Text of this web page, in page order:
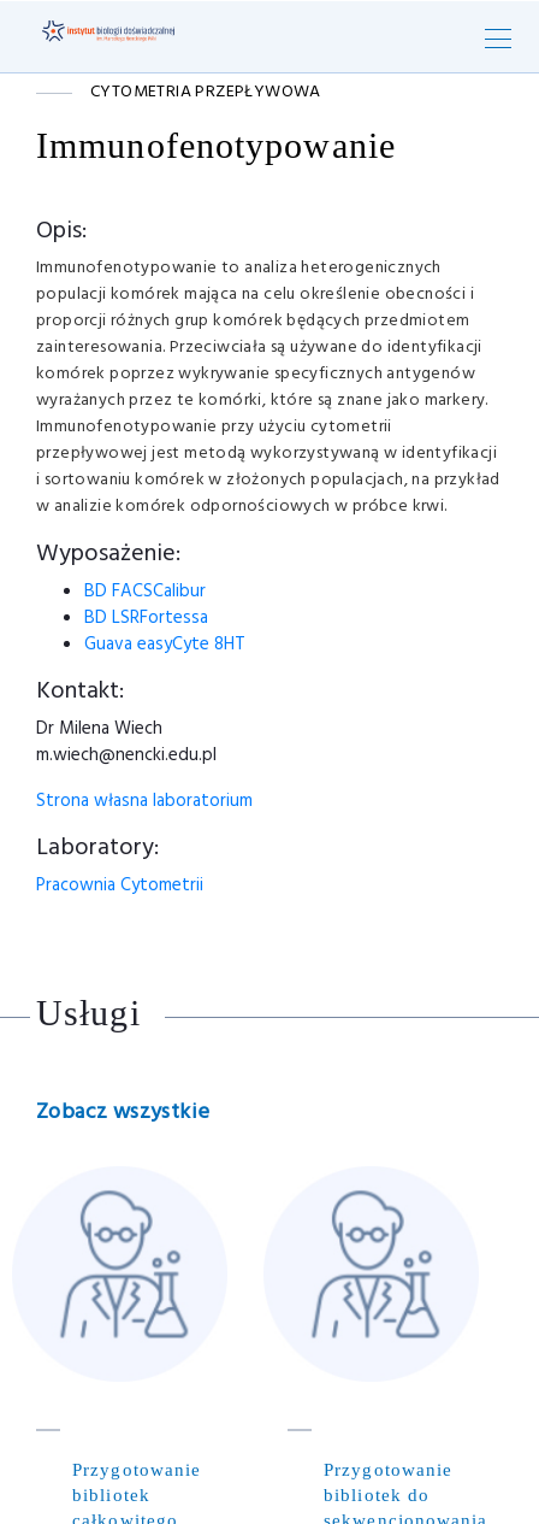
CYTOMETRIA PRZEPŁYWOWA
Immunofenotypowanie
Opis:
Immunofenotypowanie to analiza heterogenicznych
populacji komórek mająca na celu określenie obecności i
proporcji różnych grup komórek będących przedmiotem
zainteresowania. Przeciwciała są używane do identyfikacji
komórek poprzez wykrywanie specyficznych antygenów
wyrażanych przez te komórki, które są znane jako markery.
Immunofenotypowanie przy użyciu cytometrii
przepływowej jest metodą wykorzystywaną w identyfikacji
i sortowaniu komórek w złożonych populacjach, na przykład
w analizie komórek odpornościowych w próbce krwi.
Wyposażenie:
BD FACSCalibur
BD LSRFortessa
Guava easyCyte 8HT
Kontakt:
Dr Milena Wiech
m.wiech@nencki.edu.pl
Strona własna laboratorium
Laboratory:
Pracownia Cytometrii
Usługi
Zobacz wszystkie
Przygotowanie
bibliotek
Przygotowanie
bibliotek do